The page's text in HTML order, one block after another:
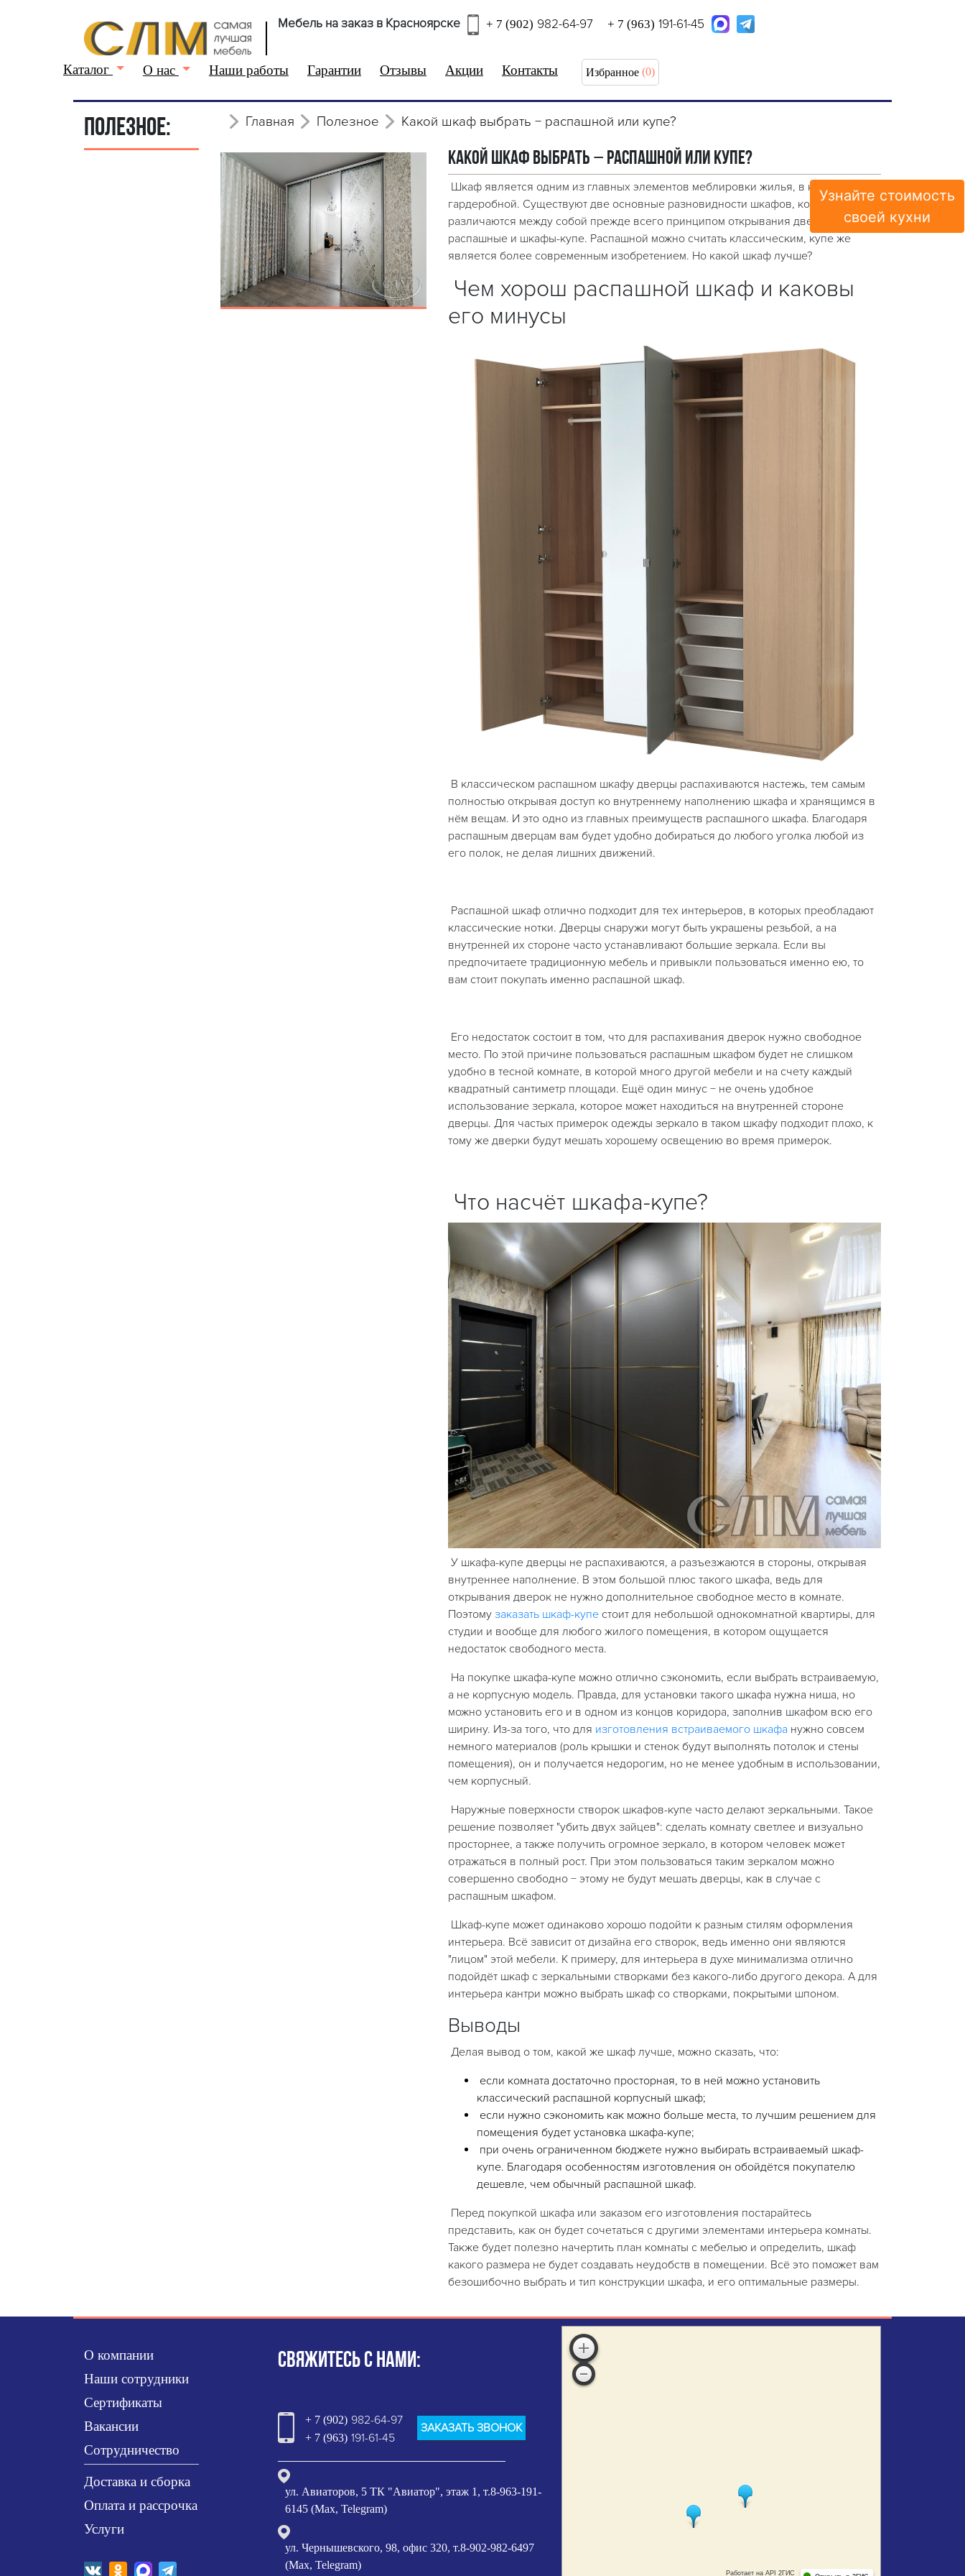
Узнайте стоимость
своей кухни
Мебель на заказ в Красноярске + 7 (902) 982-64-97 + 7 (963) 191-61-45
Каталог О нас Наши работы Гарантии Отзывы Акции Контакты Избранное (0)
ПОЛЕЗНОЕ: Главная Полезное Какой шкаф выбрать − распашной или купе?
Какой шкаф выбрать − распашной или купе?
Шкаф является одним из главных элементов меблировки жилья, в котором нет
гардеробной. Существуют две основные разновидности шкафов, которые
различаются между собой прежде всего принципом открывания дверей −
распашные и шкафы-купе. Распашной можно считать классическим, купе же
является более современным изобретением. Но какой шкаф лучше?
Чем хорош распашной шкаф и каковы
его минусы
В классическом распашном шкафу дверцы распахиваются настежь, тем самым
полностью открывая доступ ко внутреннему наполнению шкафа и хранящимся в
нём вещам. И это одно из главных преимуществ распашного шкафа. Благодаря
распашным дверцам вам будет удобно добираться до любого уголка любой из
его полок, не делая лишних движений.
Распашной шкаф отлично подходит для тех интерьеров, в которых преобладают
классические нотки. Дверцы снаружи могут быть украшены резьбой, а на
внутренней их стороне часто устанавливают большие зеркала. Если вы
предпочитаете традиционную мебель и привыкли пользоваться именно ею, то
вам стоит покупать именно распашной шкаф.
Его недостаток состоит в том, что для распахивания дверок нужно свободное
место. По этой причине пользоваться распашным шкафом будет не слишком
удобно в тесной комнате, в которой много другой мебели и на счету каждый
квадратный сантиметр площади. Ещё один минус − не очень удобное
использование зеркала, которое может находиться на внутренней стороне
дверцы. Для частых примерок одежды зеркало в таком шкафу подходит плохо, к
тому же дверки будут мешать хорошему освещению во время примерок.
Что насчёт шкафа-купе?
У шкафа-купе дверцы не распахиваются, а разъезжаются в стороны, открывая
внутреннее наполнение. В этом большой плюс такого шкафа, ведь для
открывания дверок не нужно дополнительное свободное место в комнате.
Поэтому заказать шкаф-купестоит для небольшой однокомнатной квартиры, для
студии и вообще для любого жилого помещения, в котором ощущается
недостаток свободного места.
На покупке шкафа-купе можно отлично сэкономить, если выбрать встраиваемую,
а не корпусную модель. Правда, для установки такого шкафа нужна ниша, но
можно установить его и в одном из концов коридора, заполнив шкафом всю его
ширину. Из-за того, что для изготовления встраиваемого шкафа нужно совсем
немного материалов (роль крышки и стенок будут выполнять потолок и стены
помещения), он и получается недорогим, но не менее удобным в использовании,
чем корпусный.
Наружные поверхности створок шкафов-купе часто делают зеркальными. Такое
решение позволяет "убить двух зайцев": сделать комнату светлее и визуально
просторнее, а также получить огромное зеркало, в котором человек может
отражаться в полный рост. При этом пользоваться таким зеркалом можно
совершенно свободно − этому не будут мешать дверцы, как в случае с
распашным шкафом.
Шкаф-купе может одинаково хорошо подойти к разным стилям оформления
интерьера. Всё зависит от дизайна его створок, ведь именно они являются
"лицом" этой мебели. К примеру, для интерьера в духе минимализма отлично
подойдёт шкаф с зеркальными створками без какого-либо другого декора. А для
интерьера кантри можно выбрать шкаф со створками, покрытыми шпоном.
Выводы
Делая вывод о том, какой же шкаф лучше, можно сказать, что:
если комната достаточно просторная, то в ней можно установить
классический распашной корпусный шкаф;
если нужно сэкономить как можно больше места, то лучшим решением для
помещения будет установка шкафа-купе;
при очень ограниченном бюджете нужно выбирать встраиваемый шкаф-
купе. Благодаря особенностям изготовления он обойдётся покупателю
дешевле, чем обычный распашной шкаф.
Перед покупкой шкафа или заказом его изготовления постарайтесь
представить, как он будет сочетаться с другими элементами интерьера комнаты.
Также будет полезно начертить план комнаты с мебелью и определить, шкаф
какого размера не будет создавать неудобств в помещении. Всё это поможет вам
безошибочно выбрать и тип конструкции шкафа, и его оптимальные размеры.
О компании
Наши сотрудники
Сертификаты
Вакансии
Сотрудничество
Доставка и сборка
Оплата и рассрочка
Услуги
СВЯЖИТЕСЬ С НАМИ:
+ 7 (902) 982-64-97
+ 7 (963) 191-61-45
ЗАКАЗАТЬ ЗВОНОК
ул. Авиаторов, 5 ТК "Авиатор", этаж 1, т.8-963-191-
6145 (Max, Telegram)
ул. Чернышевского, 98, офис 320, т.8-902-982-6497
(Max, Telegram)